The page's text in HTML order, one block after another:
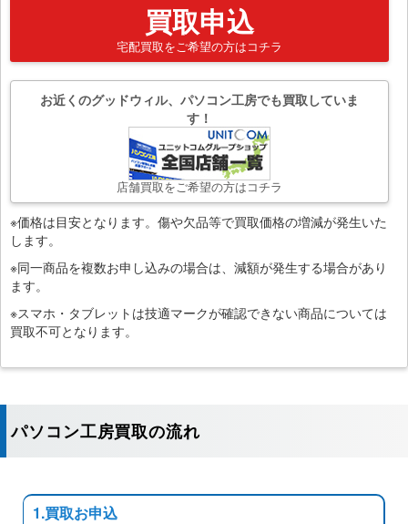
買取申込
宅配買取をご希望の方はコチラ
お近くのグッドウィル、パソコン工房でも買取していま
す！
店舗買取をご希望の方はコチラ
※価格は目安となります。傷や欠品等で買取価格の増減が発生いた
します。
※同一商品を複数お申し込みの場合は、減額が発生する場合があり
ます。
※スマホ・タブレットは技適マークが確認できない商品については
買取不可となります。
パソコン工房買取の流れ
1.買取お申込